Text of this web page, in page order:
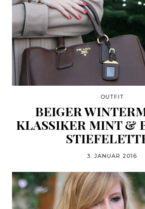
OUTFIT
BEIGER
KLASSIKER MINT &
3. JANUAR 2016